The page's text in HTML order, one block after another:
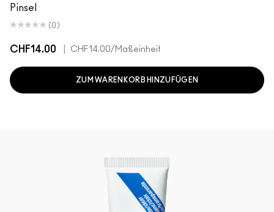
Pinsel
(0)
CHF14.00 CHF14.00/Maßeinheit
ZUM WARENKORB HINZUFÜGEN